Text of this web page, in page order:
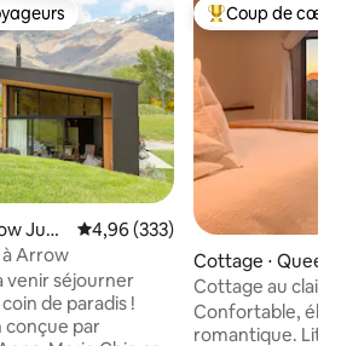
les plus appréciés
Junc
Évaluation moyenne sur la
4,96 (333)
Arrow
venir séjourner
de paradis !
conçue par
Coups de cœur
Coup de cœur
Cottage ⋅
Cottage au clair
et romantique
Confortable,
romantique. Lit